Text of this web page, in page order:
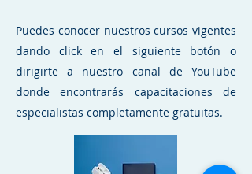
Puedes conocer nuestros cursos vigentes
dando click en el siguiente botón o
dirigirte a nuestro canal de YouTube
donde encontrarás capacitaciones de
especialistas completamente gratuitas.